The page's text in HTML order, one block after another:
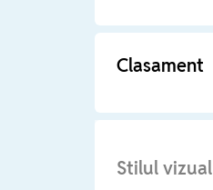
Clasament
Stilul vizual